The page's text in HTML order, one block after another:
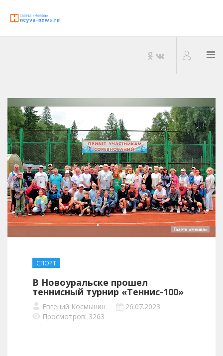
СПОРТ
В Новоуральске прошел
теннисный турнир «Теннис-100»
Евгений Космынин
26.07.2023
Просмотров: 3263